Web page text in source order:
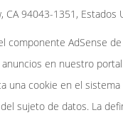
CA 94043-1351, Estados
componente AdSense
en nuestro
una cookie en el
sujeto de datos. La